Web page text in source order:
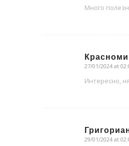
Много
says:
27/01/2024 at
Интересно,
says:
29/01/2024 at